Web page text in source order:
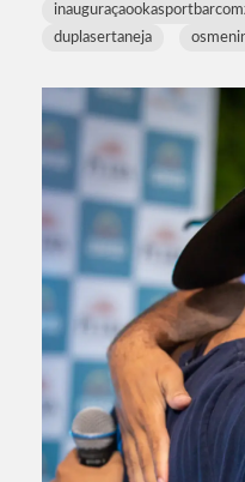
duplasertaneja